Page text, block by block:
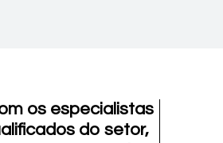
os especialistas
do setor,